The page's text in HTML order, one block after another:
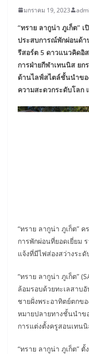
มกราคม 19, 2023
“ทราย ลากูน่า ภูเก็ต”
ประสบการณ์พักผ่อนด้า
รีสอร์ต 5 ดาวแนวคิดอิ
การฝ่ายกีฬาเทนนิส ยก
ด้านไลฟ์สไตล์ชั้นนำขอ
ความสะดวกระดับโลก
“ทราย ลากูน่า ภูเก็ต”
การพักผ่อนที่ยอดเยี่ยม
แจ้งที่มีไฟส่องสว่างระ
“ทราย ลากูน่า ภูเก็ต”
ล้อมรอบด้วยทะเลสาบ
ชายฝั่งพระอาทิตย์ตกข
หมายปลายทางชั้นนำข
การแต่งตั้งครูสอนเทน
“ทราย ลากูน่า ภูเก็ต”